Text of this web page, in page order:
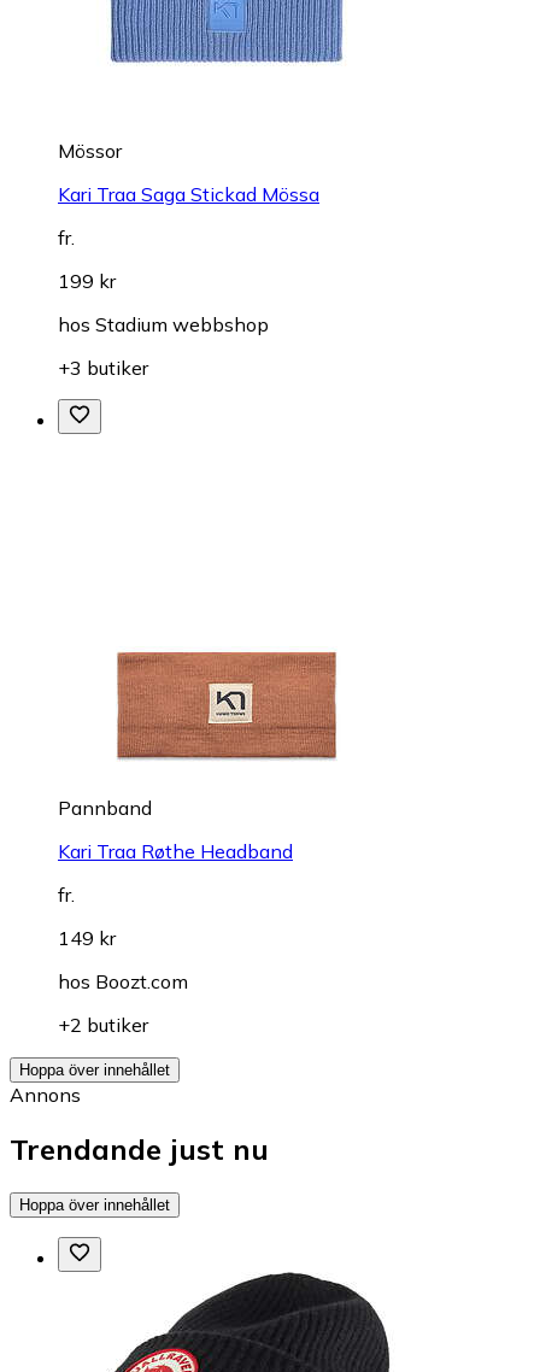
Mössor
Kari Traa Saga Stickad Mössa
fr.
199 kr
hos Stadium webbshop
+3 butiker
Pannband
Kari Traa Røthe Headband
fr.
149 kr
hos Boozt.com
+2 butiker
Hoppa över innehållet
Annons
Trendande just nu
Hoppa över innehållet